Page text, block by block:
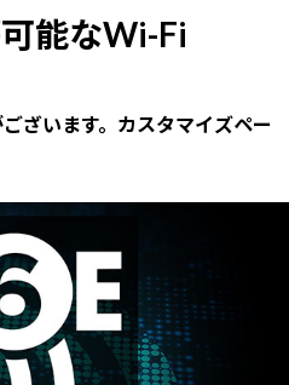
能なWi-Fi
ざいます。カスタマイズペー